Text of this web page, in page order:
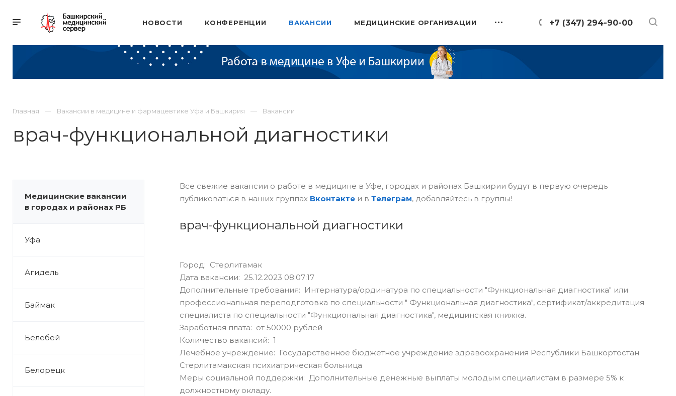
+7 (347) 294-90-00
НОВОСТИ КОНФЕРЕНЦИИ ВАКАНСИИ МЕДИЦИНСКИЕ ОРГАНИЗАЦИИ
Главная Вакансии в медицине и фармацевтике Уфа и Башкирия Вакансии
врач-функциональной диагностики
Медицинские вакансии
в городах и районах РБ
Уфа
Агидель
Баймак
Белебей
Белорецк
Все свежие вакансии о работе в медицине в Уфе, городах и районах Башкирии будут в первую очередь
публиковаться в наших группах Вконтактеи в Телеграм, добавляйтесь в группы!
врач-функциональной диагностики
Город: Стерлитамак
Дата вакансии: 25.12.2023 08:07:17
Дополнительные требования: Интернатура/ординатура по специальности "Функциональная диагностика" или
профессиональная переподготовка по специальности " Функциональная диагностика", сертификат/аккредитация
специалиста по специальности "Функциональная диагностика", медицинская книжка.
Заработная плата: от 50000 рублей
Количество вакансий: 1
Лечебное учреждение: Государственное бюджетное учреждение здравоохранения Республики Башкортостан
Стерлитамакская психиатрическая больница
Меры социальной поддержки: Дополнительные денежные выплаты молодым специалистам в размере 5% к
должностному окладу.